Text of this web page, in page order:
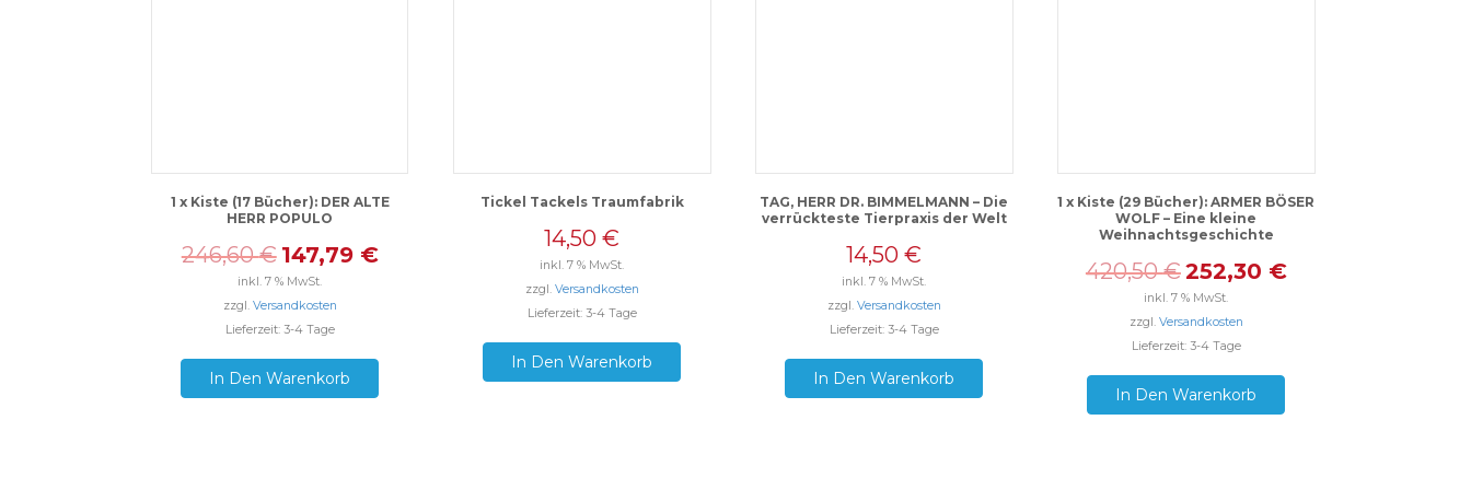
1 x Kiste (17 Bücher): DER ALTE
HERR POPULO
246,60€ 147,79 €
inkl. 7 % MwSt.
zzgl. Versandkosten
Lieferzeit: 3-4 Tage
In Den Warenkorb
Tickel Tackels Traumfabrik
14,50€
inkl. 7 % MwSt.
zzgl. Versandkosten
Lieferzeit: 3-4 Tage
In Den Warenkorb
TAG, HERR DR. BIMMELMANN – Die
verrückteste Tierpraxis der Welt
14,50€
inkl. 7 % MwSt.
zzgl. Versandkosten
Lieferzeit: 3-4 Tage
In Den Warenkorb
1 x Kiste (29 Bücher): ARMER BÖSER
WOLF – Eine kleine
Weihnachtsgeschichte
420,50€252,30 €
inkl. 7 % MwSt.
zzgl. Versandkosten
Lieferzeit: 3-4 Tage
In Den Warenkorb